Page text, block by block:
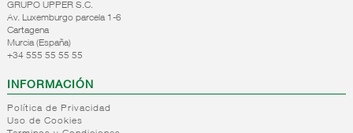
GRUPO UPPER S.C.
Av. Luxemburgo parcela 1-6
Cartagena
Murcia (España)
+34 555 55 55 55
INFORMACIÓN
Política de Privacidad
Uso de Cookies